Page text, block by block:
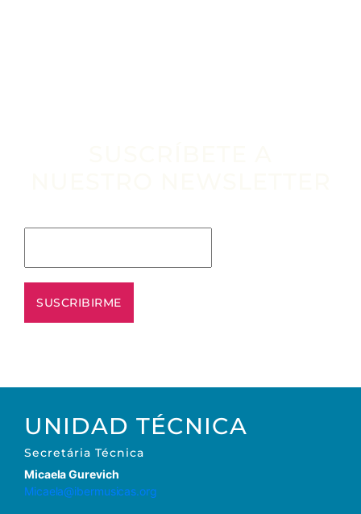
UNIDAD TÉCNICA
Secretária Técnica
Micaela Gurevich
Micaela@ibermusicas.org